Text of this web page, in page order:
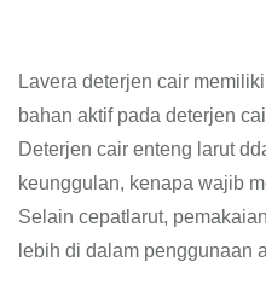
Lavera deterjen cair
bahan aktif pada deterjen
Deterjen cair enteng larut
keunggulan, kenapa wajib
Selain cepatlarut,
lebih di dalam penggunaan